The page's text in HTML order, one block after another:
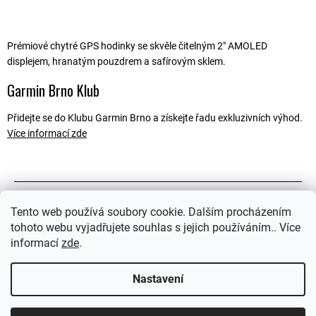
Tento web používá soubory cookie. Dalším procházením
tohoto webu vyjadřujete souhlas s jejich používáním.. Více
informací zde.
Nastavení
Prémiové chytré GPS hodinky se skvěle čitelným 2″ AMOLED
displejem, hranatým pouzdrem a safírovým sklem.
Garmin Brno Klub
Přidejte se do Klubu Garmin Brno a získejte řadu exkluzivních výhod.
Více informací zde
Související soubory (2)